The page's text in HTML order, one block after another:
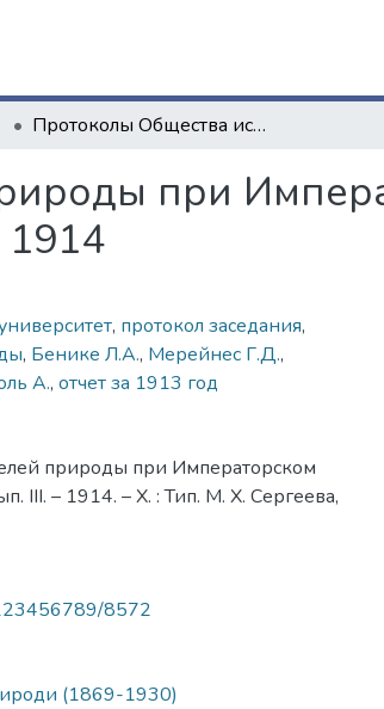
Протоколы Общества испытателей природы при Императорском Харьковском университете. Вып. ІІІ. – 1914
при
1914
, протокол заседания,
, Бенике Л.А., Мерейнес Г.Д.,
А., отчет за 1913 год
природы при Императорском
ІІІ. – 1914. – Х. : Тип. М. Х. Сергеева,
8572
(1869-1930)